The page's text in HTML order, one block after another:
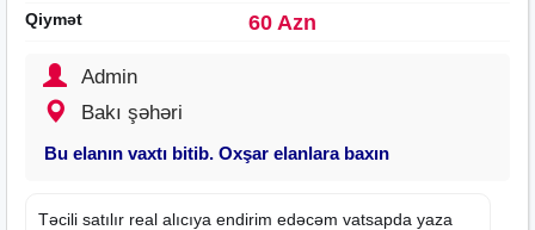
Qiymət
60 Azn
Admin
Bakı şəhəri
Bu elanın vaxtı bitib. Oxşar elanlara baxın
Təcili satılır real alıcıya endirim edəcəm vatsapda yaza